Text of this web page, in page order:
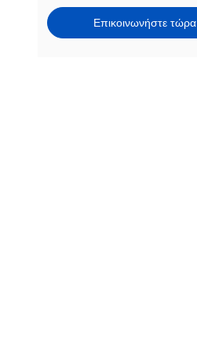
Επικοινωνήστε τώρα